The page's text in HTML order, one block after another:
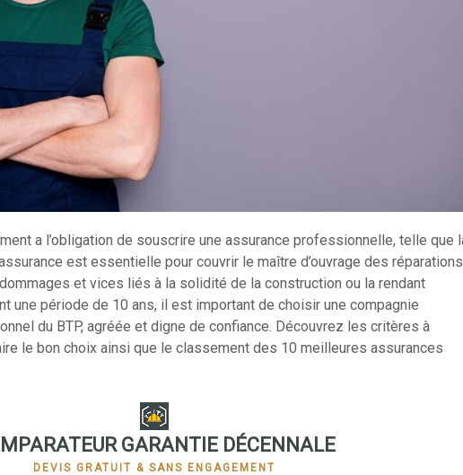
a l’obligation de souscrire une assurance professionnelle, telle que
est essentielle pour couvrir le maître d’ouvrage des réparations
et vices liés à la solidité de la construction ou la rendant
une période de 10 ans, il est important de choisir une compagnie
du BTP, agréée et digne de confiance. Découvrez les critères à
le bon choix ainsi que le classement des 10 meilleures assurances
GARANTIE DÉCENNALE
DEVIS GRATUIT & SANS ENGAGEMENT